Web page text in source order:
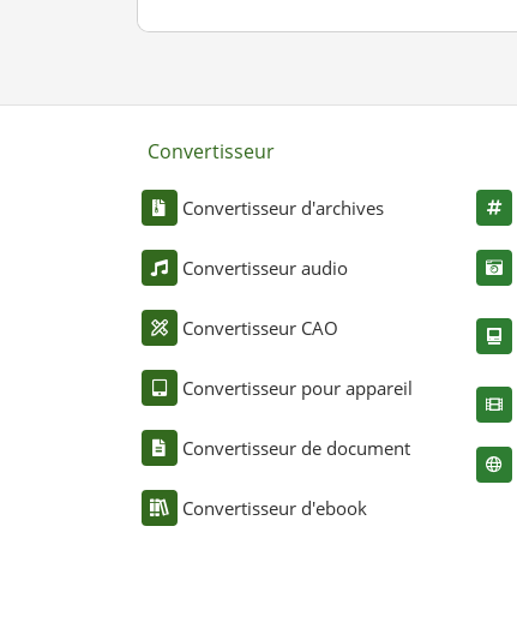
Convertisseur
Convertisseur d'archives
Convertisseur audio
Convertisseur CAO
Convertisseur pour appareil
Convertisseur de document
Convertisseur d'ebook